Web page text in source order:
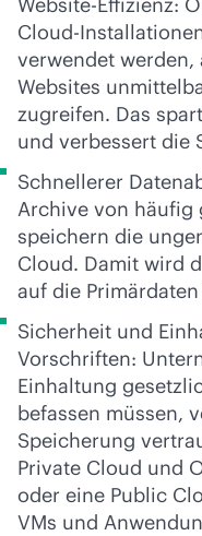
Cloud-
verwendet
Websites
zugreifen. Das
und verbessert die
Schnellerer
Archive von häufig
speichern die
Cloud. Damit wird
auf die
Sicherheit und
Vorschriften:
Einhaltung
befassen müssen,
Speicherung
Private Cloud und
oder eine Public
VMs und